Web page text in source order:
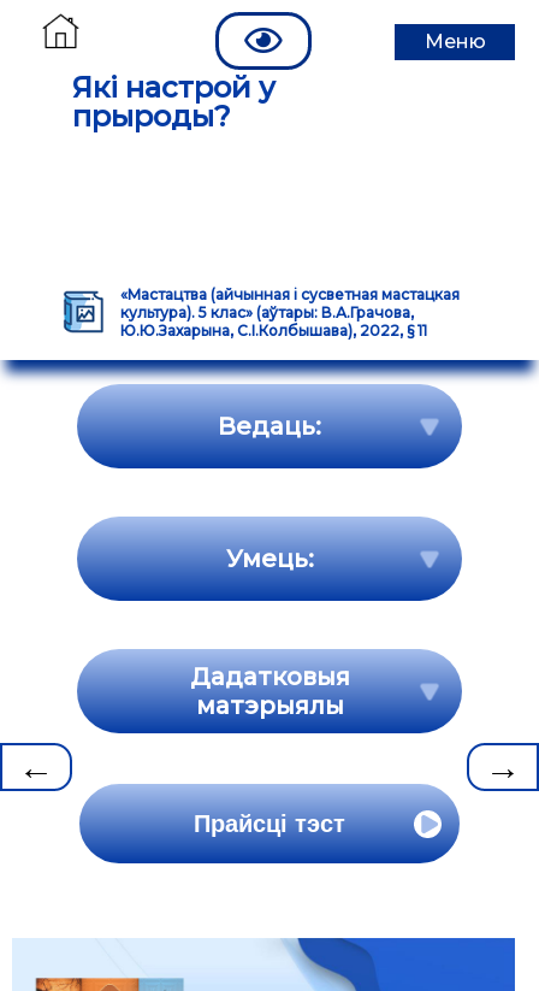
Які настрой у
прыроды?
Меню
«Мастацтва (айчынная і сусветная мастацкая
культура). 5 клас» (аўтары: В.А.Грачова,
Ю.Ю.Захарына, С.І.Колбышава), 2022, § 11
← →
Ведаць:
Умець:
Дадатковыя
матэрыялы
Прайсці тэст